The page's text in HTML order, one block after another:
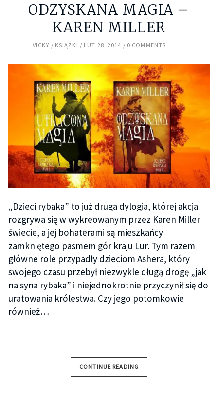
ODZYSKANA MAGIA –
KAREN MILLER
VICKY KSIĄŻKI LUT 28, 2014 0 COMMENTS
„Dzieci rybaka” to już druga dylogia, której akcja
rozgrywa się w wykreowanym przez Karen Miller
świecie, a jej bohaterami są mieszkańcy
zamkniętego pasmem gór kraju Lur. Tym razem
główne role przypadły dzieciom Ashera, który
swojego czasu przebył niezwykle długą drogę „jak
na syna rybaka” i niejednokrotnie przyczynił się do
uratowania królestwa. Czy jego potomkowie
również…
CONTINUE READING